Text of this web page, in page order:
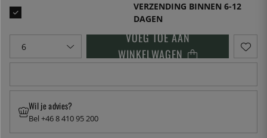
VERZENDING BINNEN 6-12
DAGEN
VOEG TOE AAN
WINKELWAGEN
Wil je advies?
Bel +46 8 410 95 200